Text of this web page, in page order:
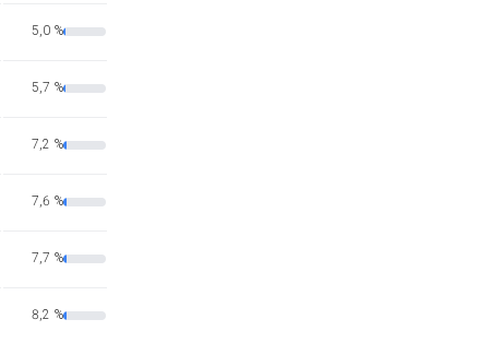
5,0 %
5,7 %
7,2 %
7,6 %
7,7 %
8,2 %